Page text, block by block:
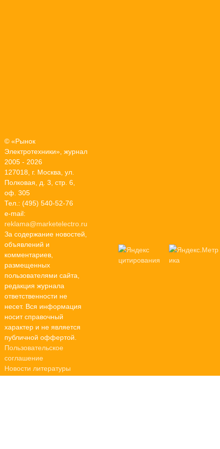
© «Рынок
Электротехники», журнал
2005 - 2026
127018, г. Москва, ул.
Полковая, д. 3, стр. 6,
оф. 305
Тел.: (495) 540-52-76
e-mail:
reklama@marketelectro.ru
За содержание новостей,
объявлений и
комментариев,
размещенных
пользователями сайта,
редакция журнала
ответственности не
несет. Вся информация
носит справочный
характер и не является
публичной оффертой.
Пользовательское
соглашение
Новости литературы